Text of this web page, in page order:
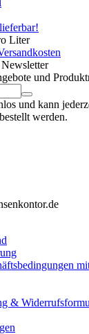
Liter
und
und kann
werden.
&